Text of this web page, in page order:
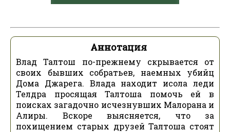
Аннотация
Влад Талтош по-прежнему скрывается от
своих бывших собратьев, наемных убийц
Дома Джарега. Влада находит исола леди
Телдра просящая Талтоша помочь ей в
поисках загадочно исчезнувших Малорана и
Алиры. Вскоре выясняется, что за
похищением старых друзей Талтоша стоят